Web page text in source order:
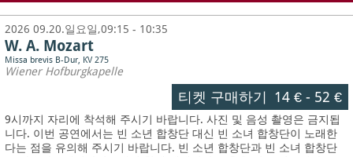
2026 09.20.일요일,09:15 - 10:35
W. A. Mozart
Missa brevis B-Dur, KV 275
Wiener Hofburgkapelle
티켓 구매하기 14 €- 52 €
9시까지 자리에 착석해 주시기 바랍니다. 사진 및 음성 촬영은 금지됩
니다. 이번 공연에서는 빈 소년 합창단 대신 빈 소녀 합창단이 노래한
다는 점을 유의해 주시기 바랍니다. 빈 소년 합창단과 빈 소녀 합창단